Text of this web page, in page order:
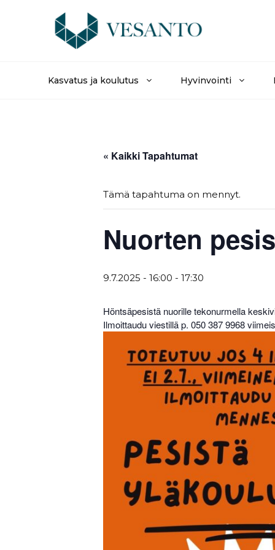
Kasvatus ja koulutus Hyvinvointi
« Kaikki Tapahtumat
Tämä tapahtuma on mennyt.
Nuorten pesis
9.7.2025 - 16:00 - 17:30
Höntsäpesistä nuorille tekonurmella
Ilmoittaudu viestillä p. 050 387 9968